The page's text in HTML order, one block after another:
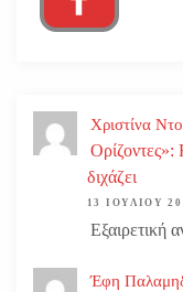
Χριστίνα
Ορίζοντες»:
διχάζει
13 ΙΟΥΛΊΟΥ
Εξαιρετική
Έφη